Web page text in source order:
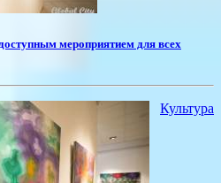
мероприятием для всех
Культура